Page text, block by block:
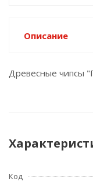
Описание
Древесные чипсы
Код